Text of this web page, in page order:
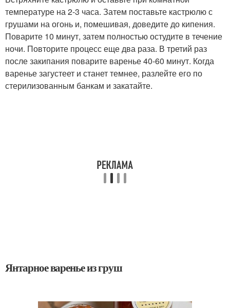
температуре на 2-3 часа. Затем поставьте кастрюлю с
грушами на огонь и, помешивая, доведите до кипения.
Поварите 10 минут, затем полностью остудите в течение
ночи. Повторите процесс еще два раза. В третий раз
после закипания поварите варенье 40-60 минут. Когда
варенье загустеет и станет темнее, разлейте его по
стерилизованным банкам и закатайте.
Янтарное варенье из груш